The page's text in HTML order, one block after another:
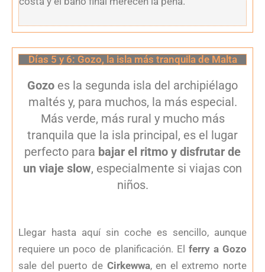
Días 5 y 6: Gozo, la isla más tranquila de Malta
Gozo es la segunda isla del archipiélago
maltés y, para muchos, la más especial.
Más verde, más rural y mucho más
tranquila que la isla principal, es el lugar
perfecto para bajar el ritmo y disfrutar de
un viaje slow, especialmente si viajas con
niños.
Llegar hasta aquí sin coche es sencillo, aunque
requiere un poco de planificación. El ferry a Gozo
sale del puerto de Cirkewwa, en el extremo norte